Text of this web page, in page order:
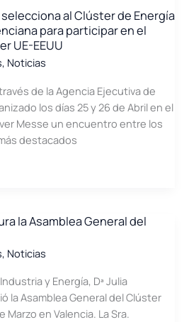
al Clúster de Energía
para participar en el
UE-EEUU
, Noticias
de la Agencia Ejecutiva de
los días 25 y 26 de Abril en el
Messe un encuentro entre los
destacados
la Asamblea General del
, Noticias
y Energía, Dª Julia
la Asamblea General del Clúster
en Valencia. La Sra.